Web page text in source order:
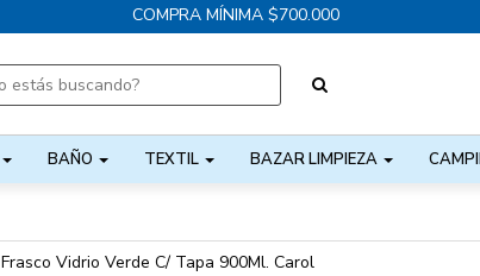
COMPRA MÍNIMA $700.000
BAÑO TEXTIL BAZAR LIMPIEZA
Frasco Vidrio Verde C/ Tapa 900Ml. Carol